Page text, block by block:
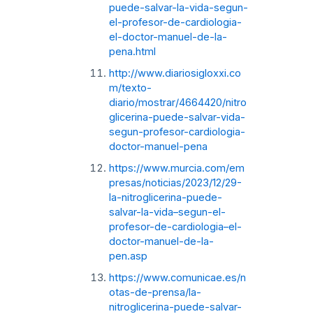
puede-salvar-la-vida-segun-
el-profesor-de-cardiologia-
el-doctor-manuel-de-la-
pena.html
http://www.diariosigloxxi.co
m/texto-
diario/mostrar/4664420/nitro
glicerina-puede-salvar-vida-
segun-profesor-cardiologia-
doctor-manuel-pena
https://www.murcia.com/em
presas/noticias/2023/12/29-
la-nitroglicerina-puede-
salvar-la-vida–segun-el-
profesor-de-cardiologia–el-
doctor-manuel-de-la-
pen.asp
https://www.comunicae.es/n
otas-de-prensa/la-
nitroglicerina-puede-salvar-